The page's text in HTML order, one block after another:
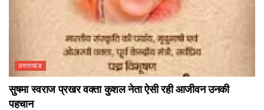
उत्तराखंड
सुषमा स्वराज प्रखर वक्ता कुशल नेता ऐसी रही आजीवन उनकी
पहचान